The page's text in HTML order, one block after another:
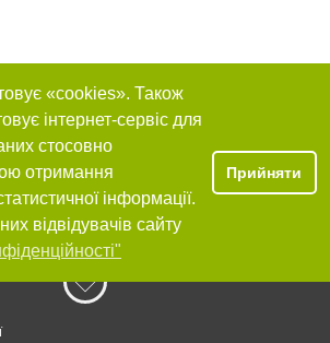
«cookies». Також
інтернет-сервіс для
стосовно
отримання
інформації.
відвідувачів сайту
Прийняти